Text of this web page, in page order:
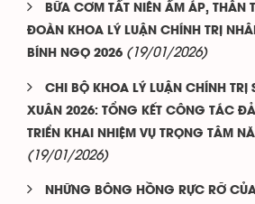
BỮA CƠM TẤT NIÊN ẤM ÁP, THÂN
ĐOÀN KHOA LÝ LUẬN CHÍNH TRỊ
BÍNH NGỌ 2026 (19/01/2026)
CHI BỘ KHOA LÝ LUẬN CHÍNH TRỊ
XUÂN 2026: TỔNG KẾT CÔNG TÁC
TRIỂN KHAI NHIỆM VỤ TRỌNG TÂM
(19/01/2026)
NHỮNG BÔNG HỒNG RỰC RỠ